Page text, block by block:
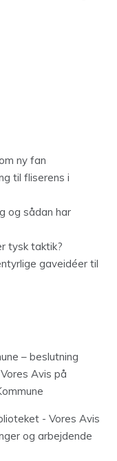
ny fan
til fliserens i
og sådan har
tysk taktik?
gaveidéer til
– beslutning
Avis på
- Vores Avis
og arbejdende